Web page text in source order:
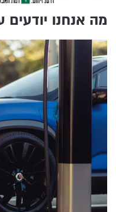
מה אנחנו